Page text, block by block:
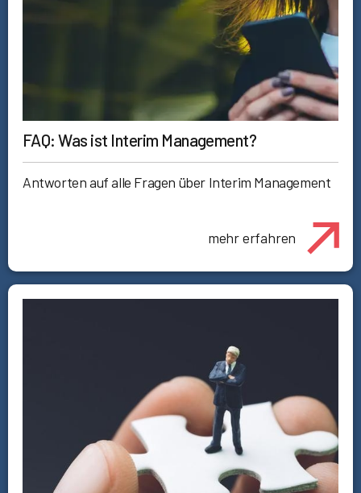
FAQ: Was ist Interim Management?
Antworten auf alle Fragen über Interim Management
mehr erfahren